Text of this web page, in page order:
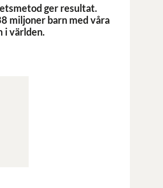
ger resultat.
miljoner barn med våra
i världen.